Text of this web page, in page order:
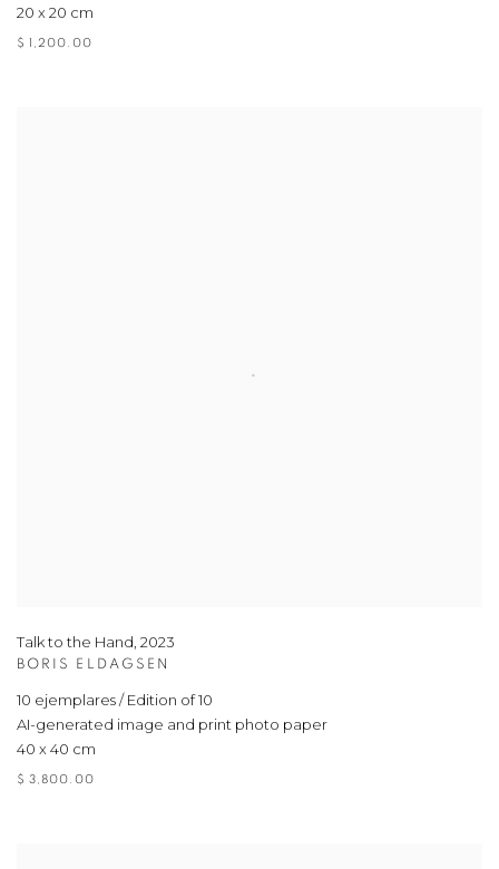
20 x 20 cm
$ 1,200.00
Talk to the Hand, 2023
BORIS ELDAGSEN
10 ejemplares / Edition of 10
AI-generated image and print photo paper
40 x 40 cm
$ 3,800.00